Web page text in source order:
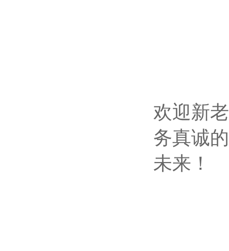
欢迎新
务真诚
未来！